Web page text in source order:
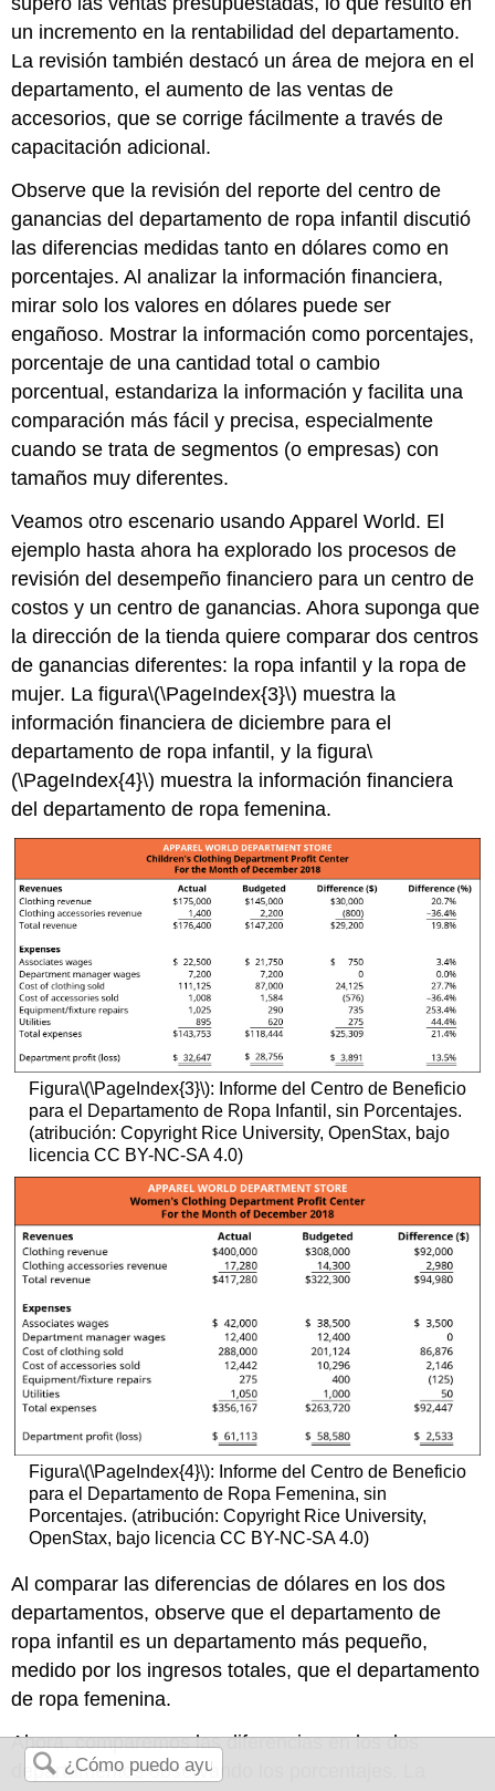
un incremento en la rentabilidad del departamento.
La revisión también destacó un área de mejora en el
departamento, el aumento de las ventas de
accesorios, que se corrige fácilmente a través de
capacitación adicional.
Observe que la revisión del reporte del centro de
ganancias del departamento de ropa infantil discutió
las diferencias medidas tanto en dólares como en
porcentajes. Al analizar la información financiera,
mirar solo los valores en dólares puede ser
engañoso. Mostrar la información como porcentajes,
porcentaje de una cantidad total o cambio
porcentual, estandariza la información y facilita una
comparación más fácil y precisa, especialmente
cuando se trata de segmentos (o empresas) con
tamaños muy diferentes.
Veamos otro escenario usando Apparel World. El
ejemplo hasta ahora ha explorado los procesos de
revisión del desempeño financiero para un centro de
costos y un centro de ganancias. Ahora suponga que
la dirección de la tienda quiere comparar dos centros
de ganancias diferentes: la ropa infantil y la ropa de
mujer. La figura\(\PageIndex{3}\) muestra la
información financiera de diciembre para el
departamento de ropa infantil, y la figura\
(\PageIndex{4}\) muestra la información financiera
del departamento de ropa femenina.
Figura\(\PageIndex{3}\): Informe del Centro de Beneficio
para el Departamento de Ropa Infantil, sin Porcentajes.
(atribución: Copyright Rice University, OpenStax, bajo
licencia CC BY-NC-SA 4.0)
Figura\(\PageIndex{4}\): Informe del Centro de Beneficio
para el Departamento de Ropa Femenina, sin
Porcentajes. (atribución: Copyright Rice University,
OpenStax, bajo licencia CC BY-NC-SA 4.0)
Al comparar las diferencias de dólares en los dos
departamentos, observe que el departamento de
ropa infantil es un departamento más pequeño,
medido por los ingresos totales, que el departamento
de ropa femenina.
Ahora, comparemos las diferencias en los dos
departamentos observando los porcentajes. La